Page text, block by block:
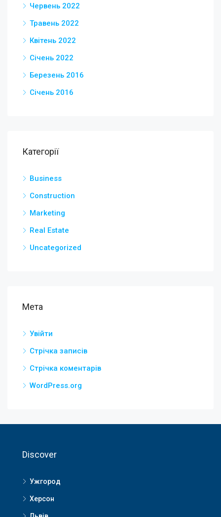
Червень 2022
Травень 2022
Квітень 2022
Січень 2022
Березень 2016
Січень 2016
Категорії
Business
Construction
Marketing
Real Estate
Uncategorized
Мета
Увійти
Стрічка записів
Стрічка коментарів
WordPress.org
Discover
Ужгород
Херсон